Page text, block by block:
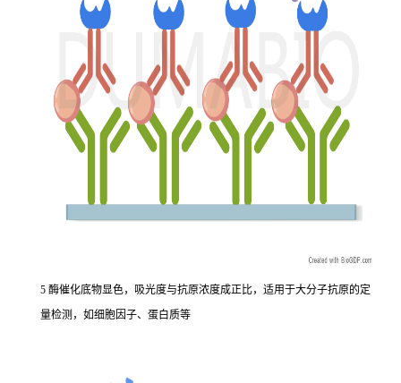
5 酶催化底物显色，吸光度与抗原浓度成正比，适用于大分子抗原的定
量检测，如细胞因子、蛋白质等